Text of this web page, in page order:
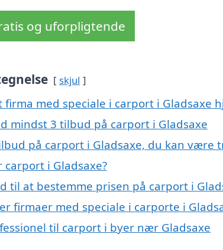
og uforpligtende
skjul
firma med speciale i carport i Gladsaxe
mindst 3 tilbud på carport i Gladsaxe
på carport i Gladsaxe, du kan være
carport i Gladsaxe?
til at bestemme prisen på carport i
firmaer med speciale i carporte i
til carport i byer nær Gladsaxe